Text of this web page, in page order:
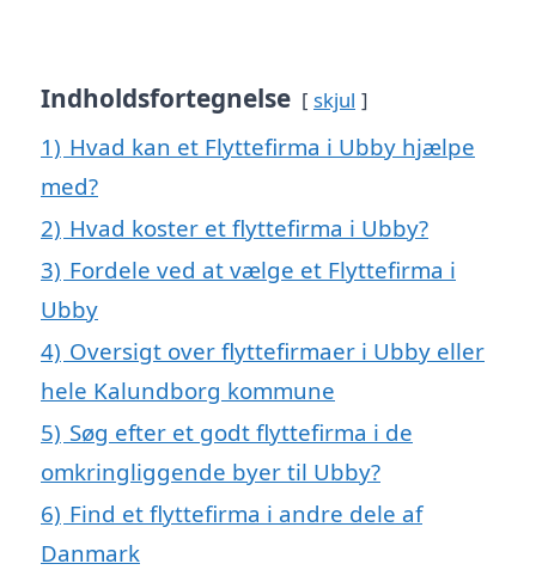
Indholdsfortegnelse skjul
1) Hvad kan et Flyttefirma i Ubby hjælpe
med?
2) Hvad koster et flyttefirma i Ubby?
3) Fordele ved at vælge et Flyttefirma i
Ubby
4) Oversigt over flyttefirmaer i Ubby eller
hele Kalundborg kommune
5) Søg efter et godt flyttefirma i de
omkringliggende byer til Ubby?
6) Find et flyttefirma i andre dele af
Danmark